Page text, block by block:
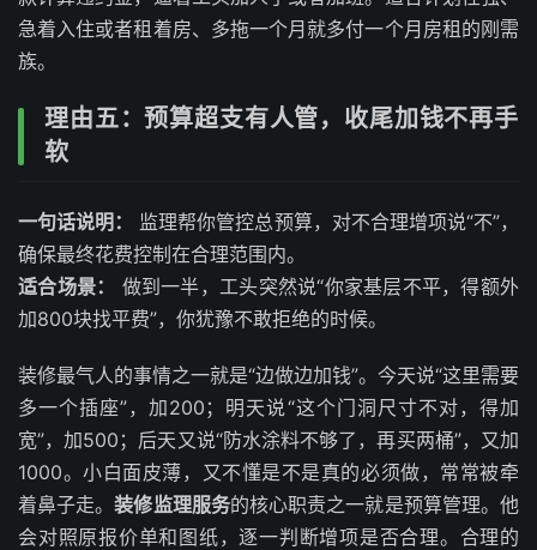
急着入住或者租着房、多拖一个月就多付一个月房租的刚需
族。
理由五：预算超支有人管，收尾加钱不再手
软
一句话说明：
监理帮你管控总预算，对不合理增项说“不”，
确保最终花费控制在合理范围内。
适合场景：
做到一半，工头突然说“你家基层不平，得额外
加800块找平费”，你犹豫不敢拒绝的时候。
装修最气人的事情之一就是“边做边加钱”。今天说“这里需要
多一个插座”，加200；明天说“这个门洞尺寸不对，得加
宽”，加500；后天又说“防水涂料不够了，再买两桶”，又加
1000。小白面皮薄，又不懂是不是真的必须做，常常被牵
着鼻子走。装修监理服务的核心职责之一就是预算管理。他
会对照原报价单和图纸，逐一判断增项是否合理。合理的